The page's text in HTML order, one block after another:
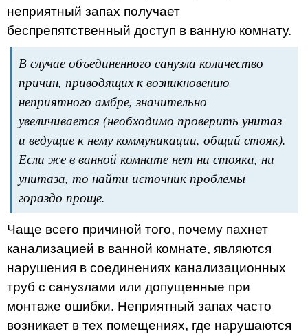
неприятный запах получает
беспрепятственный доступ в ванную комнату.
В случае объединенного санузла количество
причин, приводящих к возникновению
неприятного амбре, значительно
увеличивается (необходимо проверить унитаз
и ведущие к нему коммуникации, общий стояк).
Если же в ванной комнате нет ни стояка, ни
унитаза, то найти источник проблемы
гораздо проще.
Чаще всего причиной того, почему пахнет
канализацией в ванной комнате, являются
нарушения в соединениях канализационных
труб с санузлами или допущенные при
монтаже ошибки. Неприятный запах часто
возникает в тех помещениях, где нарушаются